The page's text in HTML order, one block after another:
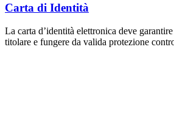
Carta di Identità
La carta d’identità elettronica deve
titolare e fungere da valida protezione